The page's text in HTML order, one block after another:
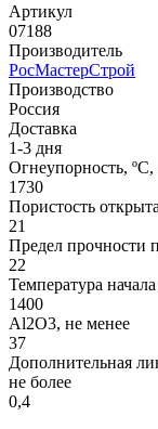
Артикул
07188
Производитель
РосМастерСтрой
Производство
Россия
Доставка
1-3 дня
Огнеупорность,
1730
Пористость
21
Предел прочности
22
Температура
1400
Аl2О3, не менее
37
Дополнительная
не более
0,4